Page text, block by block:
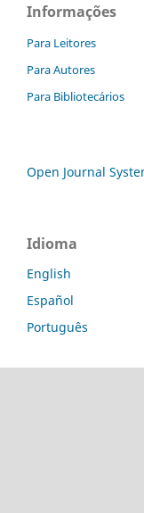
Informações
Para Leitores
Para Autores
Para Bibliotecários
Open Journal
Idioma
English
Español
Português